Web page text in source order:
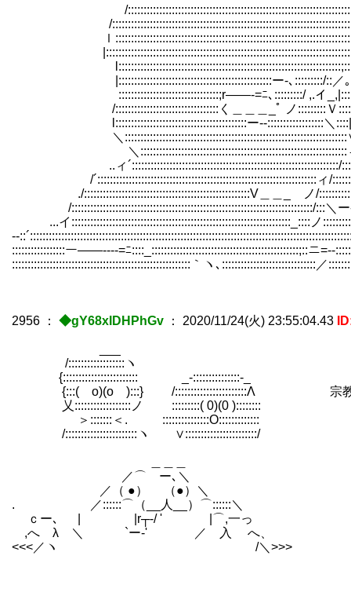
/:::::::::::::::::::::::::::::::::::::::::::::::::::::::::::::::::::::::::l /
/::::::::::::::::::::::::::::::::::::::::::::::::::::::::::::::::::::::::::::| /
ｌ::::::::::::::::::::::::::::::::::::::::::::::::::::::::::::::::::::::::::::::|
|::::::::::::::::::::::::::::::::::::::::::::::::::::::::::::::::::::::::::::::|
l:::::::::::::::::::::::::::::::::::::::::::::::::::::::::::::::::::::::;:::::ﾍ. /
|:::::::::::::::::::::::::::::::::::::::::::::::::ー-､:::::::::/::／｡
ゝ::::::::::::::::::::::::::::::::;r――-=ﾆ､:::::::::/ ,.イ
/:::::::::::::::::::::::::::::::::く＿＿＿_ﾟ ノ:::::::::Ｖ
l::::::::::::::::::::::::::::::::::::::::::ー--::::::::::::::::::＼
＼:::::::::::::::::::::::::::::::::::::::::::::::::::::::::::::::::::::::∨､
＼::::::::::::::::::::::::::::::::::::::::::::::::::::::::::::::::::ィ
..ィ´::::::::::::::::::::::::::::::::::::::::::::::::::::::::::::::::::/
/´::::::::::::::::::::::::::::::::::::::::::::::::::::::::::::::::::::::ィ/
./:::::::::::::::::::::::::::::::::::::::::::::::::::::V＿＿_ ノ/
/:::::::::::::::::::::::::::::::::::::::::::::::::::::::::::::::::::::::::::::/:::＼ー-
...イ::::::::::::::::::::::::::::::::::::::::::::::::::::::::::::::::::::::_::::ノ
-
:::::::::::::::::ー――----=ﾆ::::_:::::::::::::::::::::::::::::::::::::::::::::::;::ニ=-
:::::::::::::::::::::::::::::::::::::::::::::::::::::::::｀ヽ､::::::::::::::::::::::::::::::／
2956 ： ◆gY68xIDHPhGv ： 2020/11/24(火) 23:55:04.43
/::::::::::::::::::ヽ
{:::::::::::::::::::::::: _-:::::::::::::::-_
{:::( o)(o ):::} /:::::::::::::::::::::::Λ 宗教
乂::::::::::::::::::ノ :::::::::( 0)(0 )::::::::
＞:::::::＜. :::::::::::::::O::::::::::::: やる夫も
/:::::::::::::::::::::::ヽ ∨:::::::::::::::::::::::/
／⌒ ー､＼ やる夫にはただ
／（ ●） （●）＼
. ／::::::⌒（__人__）⌒::::::＼ ぼったくら
ｃー､ | |r┬-/ ' |⌒,一っ
,へ λ ＼ `ー‐' ／ 入 へ、
<<<／ヽ /＼>>>